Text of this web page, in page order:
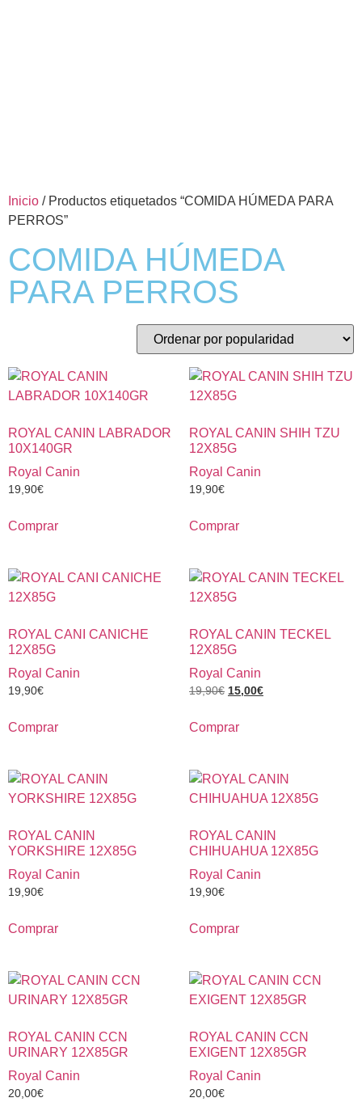
Inicio / Productos etiquetados “COMIDA HÚMEDA PARA
PERROS”
COMIDA HÚMEDA
PARA PERROS
ROYAL CANIN LABRADOR
10X140GR
Royal Canin
19,90€
Comprar
ROYAL CANIN SHIH TZU
12X85G
Royal Canin
19,90€
Comprar
ROYAL CANI CANICHE
12X85G
Royal Canin
19,90€
Comprar
ROYAL CANIN TECKEL
12X85G
Royal Canin
19,90€ 15,00€
Comprar
ROYAL CANIN
YORKSHIRE 12X85G
Royal Canin
19,90€
Comprar
ROYAL CANIN
CHIHUAHUA 12X85G
Royal Canin
19,90€
Comprar
ROYAL CANIN CCN
URINARY 12X85GR
Royal Canin
20,00€
ROYAL CANIN CCN
EXIGENT 12X85GR
Royal Canin
20,00€